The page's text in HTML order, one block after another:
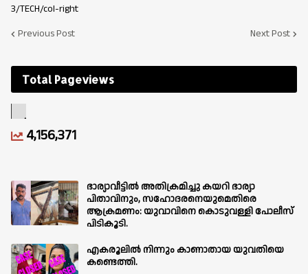
3/TECH/col-right
Previous Post
Next Post
Total Pageviews
4,156,371
ഭാര്യാവീട്ടിൽ അതിക്രമിച്ചു കയറി ഭാര്യാ
പിതാവിനും, സഹോദരനെയുമെതിരെ
ആക്രമണം: യുവാവിനെ കൊടുവള്ളി പോലീസ്
പിടികൂടി.
എകരൂലിൽ നിന്നും കാണാതായ യുവതിയെ
കണ്ടെത്തി.